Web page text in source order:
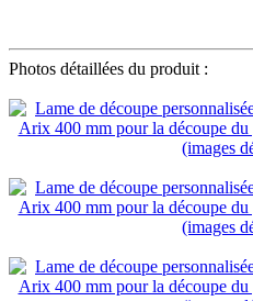
Photos détaillées du produit :